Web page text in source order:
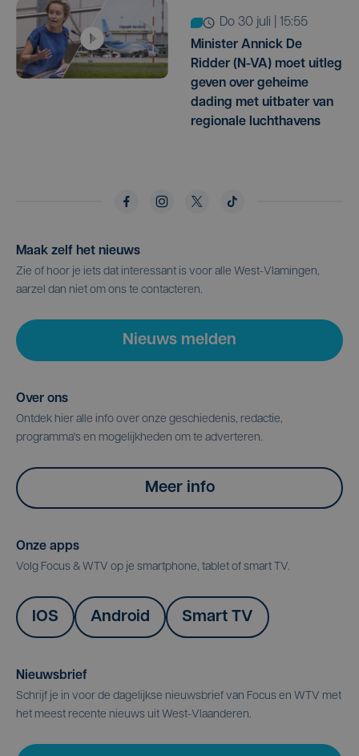
do 30 juli | 15:55
Minister Annick De
Ridder (N-VA) moet uitleg
geven over geheime
dading met uitbater van
regionale luchthavens
Maak zelf het nieuws
Zie of hoor je iets dat interessant is voor alle West-Vlamingen,
aarzel dan niet om ons te contacteren.
Nieuws melden
Over ons
Ontdek hier alle info over onze geschiedenis, redactie,
programma's en mogelijkheden om te adverteren.
Meer info
Onze apps
Volg Focus & WTV op je smartphone, tablet of smart TV.
IOS Android Smart TV
Nieuwsbrief
Schrijf je in voor de dagelijkse nieuwsbrief van Focus en WTV met
het meest recente nieuws uit West-Vlaanderen.